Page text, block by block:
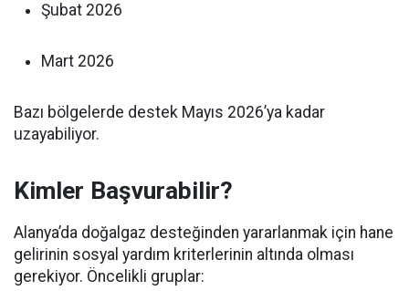
Şubat 2026
Mart 2026
Bazı bölgelerde destek Mayıs 2026’ya kadar
uzayabiliyor.
Kimler Başvurabilir?
Alanya’da doğalgaz desteğinden yararlanmak için hane
gelirinin sosyal yardım kriterlerinin altında olması
gerekiyor. Öncelikli gruplar: